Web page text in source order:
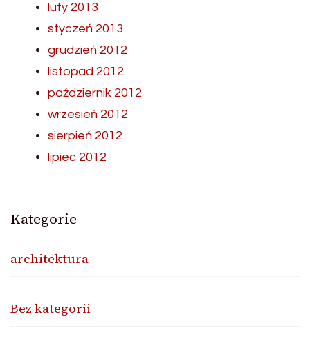
luty 2013
styczeń 2013
grudzień 2012
listopad 2012
październik 2012
wrzesień 2012
sierpień 2012
lipiec 2012
Kategorie
architektura
Bez kategorii